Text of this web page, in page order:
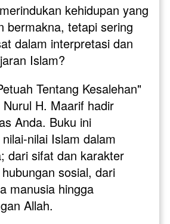
kehidupan yang
bermakna, tetapi sering
dalam interpretasi dan
Islam?
Tentang Kesalehan"
H. Maarif hadir
Anda. Buku ini
nilai Islam dalam
dari sifat dan karakter
sosial, dari
manusia hingga
Allah.